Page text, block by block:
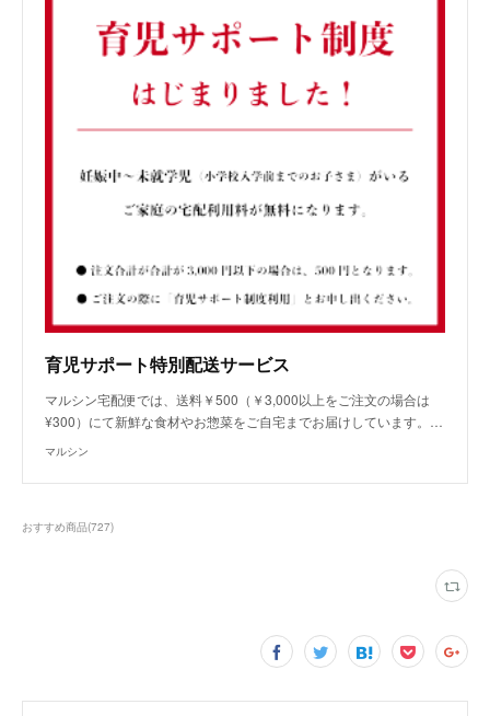
育児サポート特別配送サービス
マルシン宅配便では、送料￥500（￥3,000以上をご注文の場合は
¥300）にて新鮮な食材やお惣菜をご自宅までお届けしています。…
マルシン
おすすめ商品(727)